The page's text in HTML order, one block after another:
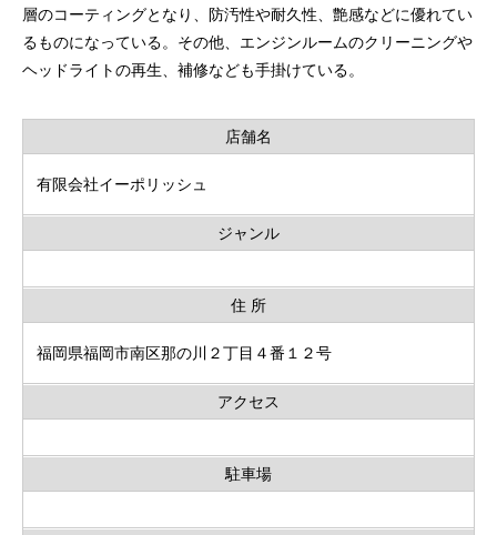
層のコーティングとなり、防汚性や耐久性、艶感などに優れてい
るものになっている。その他、エンジンルームのクリーニングや
ヘッドライトの再生、補修なども手掛けている。
店舗名
有限会社イーポリッシュ
ジャンル
住 所
福岡県福岡市南区那の川２丁目４番１２号
アクセス
駐車場